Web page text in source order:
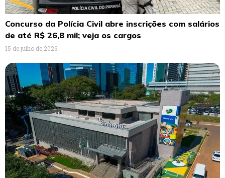
Concurso da Polícia Civil abre inscrições com salários
de até R$ 26,8 mil; veja os cargos
15 de julho de 2026